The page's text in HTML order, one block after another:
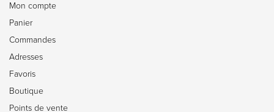
Mon compte
Panier
Commandes
Adresses
Favoris
Boutique
Points de vente